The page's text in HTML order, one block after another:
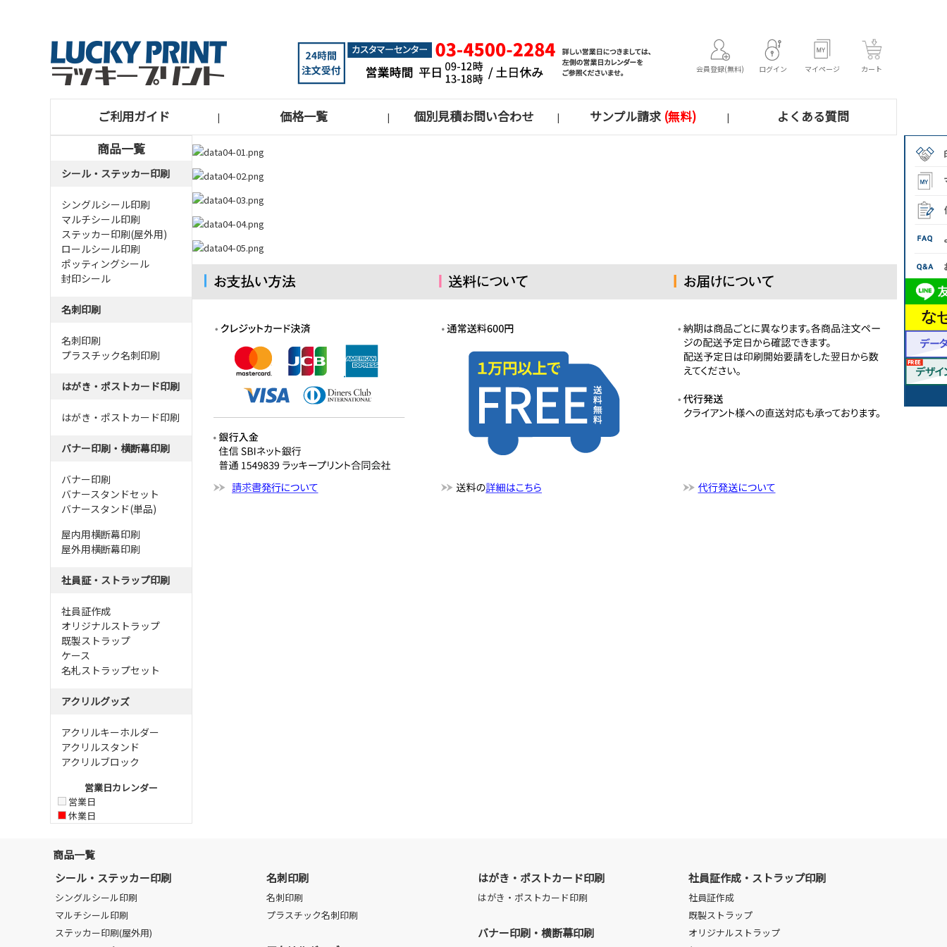
会員登録(無料) ログイン マイページ カート
ご利用ガイド | 価格一覧 | 個別見積お問い合わせ | サンプル請求 (無料) |
よくある質問
商品一覧
シール・ステッカー印刷
シングルシール印刷
マルチシール印刷
ステッカー印刷(屋外用)
ロールシール印刷
ポッティングシール
封印シール
名刺印刷
名刺印刷
プラスチック名刺印刷
はがき・ポストカード印刷
はがき・ポストカード印刷
バナー印刷・横断幕印刷
バナー印刷
バナースタンドセット
バナースタンド(単品)
屋内用横断幕印刷
屋外用横断幕印刷
社員証・ストラップ印刷
社員証作成
オリジナルストラップ
既製ストラップ
ケース
名札ストラップセット
アクリルグッズ
アクリルキーホルダー
アクリルスタンド
アクリルブロック
営業日カレンダー
営業日
休業日
商品一覧
シール・ステッカー印刷
シングルシール印刷
マルチシール印刷
ステッカー印刷(屋外用)
名刺印刷
名刺印刷
プラスチック名刺印刷
はがき・ポストカード印刷
はがき・ポストカード印刷
バナー印刷・横断幕印刷
社員証作成・ストラップ印刷
社員証作成
既製ストラップ
オリジナルストラップ